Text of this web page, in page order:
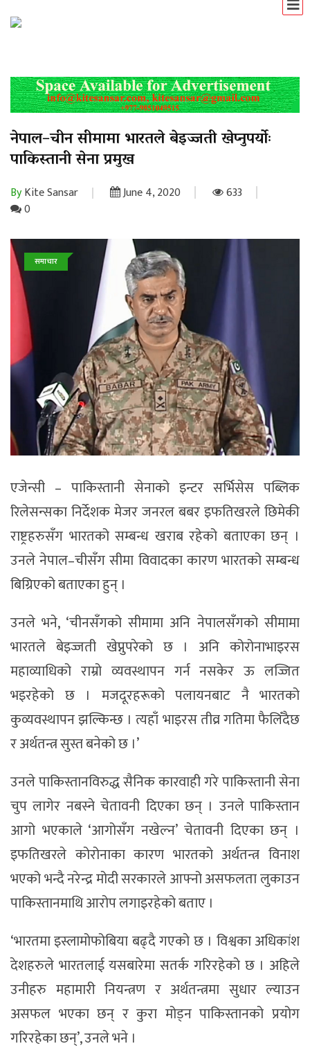
नेपाल–चीन सीमामा भारतले बेइज्जती खेप्नुपर्योः
पाकिस्तानी सेना प्रमुख
ByKite Sansar June 4, 2020
633
0
समाचार
एजेन्सी – पाकिस्तानी सेनाको इन्टर सर्भिसेस पब्लिक
रिलेसन्सका निर्देशक मेजर जनरल बबर इफतिखरले छिमेकी
राष्ट्रहरुसँग भारतको सम्बन्ध खराब रहेको बताएका छन् ।
उनले नेपाल–चीसँग सीमा विवादका कारण भारतको सम्बन्ध
बिग्रिएको बताएका हुन् ।
उनले भने, ‘चीनसँगको सीमामा अनि नेपालसँगको सीमामा
भारतले बेइज्जती खेप्नुपरेको छ । अनि कोरोनाभाइरस
महाव्याधिको राम्रो व्यवस्थापन गर्न नसकेर ऊ लज्जित
भइरहेको छ । मजदूरहरूको पलायनबाट नै भारतको
कुव्यवस्थापन झल्किन्छ । त्यहाँ भाइरस तीव्र गतिमा फैलिँदैछ
र अर्थतन्त्र सुस्त बनेको छ ।’
उनले पाकिस्तानविरुद्ध सैनिक कारवाही गरे पाकिस्तानी सेना
चुप लागेर नबस्ने चेतावनी दिएका छन् । उनले पाकिस्तान
आगो भएकाले ‘आगोसँग नखेल्न’ चेतावनी दिएका छन् ।
इफतिखरले कोरोनाका कारण भारतको अर्थतन्त्र विनाश
भएको भन्दै नरेन्द्र मोदी सरकारले आफ्नो असफलता लुकाउन
पाकिस्तानमाथि आरोप लगाइरहेको बताए ।
‘भारतमा इस्लामोफोबिया बढ्दै गएको छ । विश्वका अधिकांश
देशहरुले भारतलाई यसबारेमा सतर्क गरिरहेको छ । अहिले
उनीहरु महामारी नियन्त्रण र अर्थतन्त्रमा सुधार ल्याउन
असफल भएका छन् र कुरा मोड्न पाकिस्तानको प्रयोग
गरिरहेका छन्’, उनले भने ।